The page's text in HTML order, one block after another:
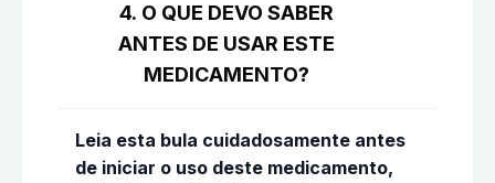
4. O QUE DEVO SABER
ANTES DE USAR ESTE
MEDICAMENTO?
Leia esta bula cuidadosamente antes
de iniciar o uso deste medicamento,